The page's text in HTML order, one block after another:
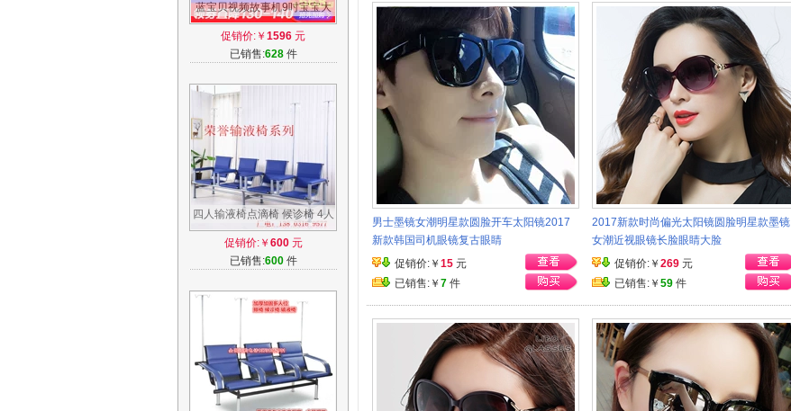
蓝宝贝视频故事机9吋宝宝大
黄鸭早教机儿童学习机益智玩
具3-6岁
促销价:￥ 1596 元
已销售:628件
四人输液椅点滴椅 候诊椅 4人
连排椅 多人位连座椅医院诊所
用椅子
促销价:￥ 600元
已销售:600件
男士墨镜女潮明星款圆脸开车太阳镜2017
新款韩国司机眼镜复古眼睛
促销价:￥ 15 元
已销售:￥ 7 件
2017新款时尚偏光太阳镜圆脸明星款墨镜
女潮近视眼镜长脸眼睛大脸
促销价:￥ 269 元
已销售:￥ 59 件